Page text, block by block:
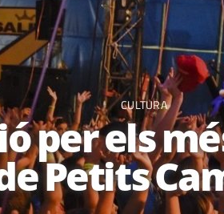
CULTURA
per els
Petits